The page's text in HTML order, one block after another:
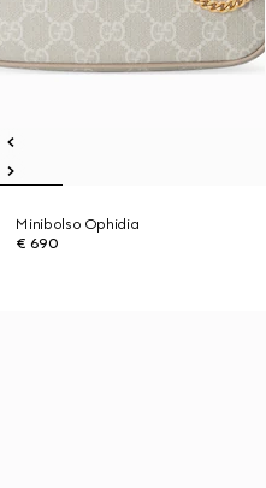
Minibolso Ophidia
€ 690